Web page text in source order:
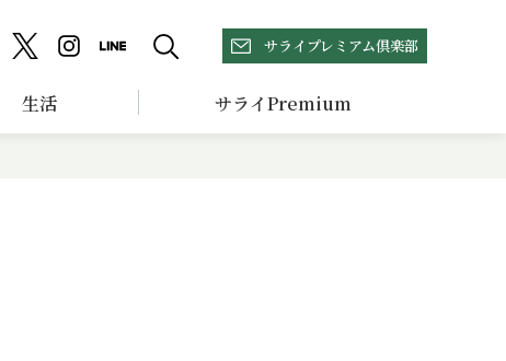
サライプレミアム倶楽部
生活 サライPremium